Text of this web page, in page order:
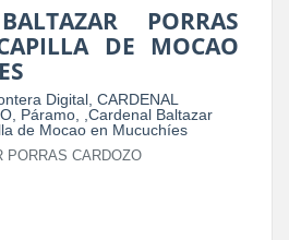
PORRAS
DE MOCAO
PORRAS CARDOZO